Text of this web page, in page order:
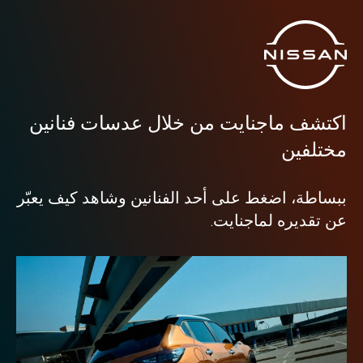
اكتشف ماجنايت من خلال عدسات فنانين
مختلفين
ببساطة، اضغط على أحد الفنانين وشاهد كيف يعبّر
عن تقديره لماجنايت.